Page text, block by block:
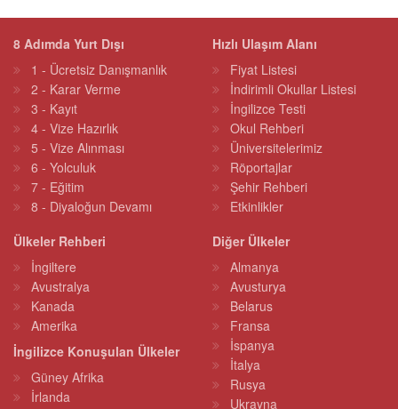
8 Adımda Yurt Dışı
1 - Ücretsiz Danışmanlık
2 - Karar Verme
3 - Kayıt
4 - Vize Hazırlık
5 - Vize Alınması
6 - Yolculuk
7 - Eğitim
8 - Diyaloğun Devamı
Hızlı Ulaşım Alanı
Fiyat Listesi
İndirimli Okullar Listesi
İngilizce Testi
Okul Rehberi
Üniversitelerimiz
Röportajlar
Şehir Rehberi
Etkinlikler
Ülkeler Rehberi
İngiltere
Avustralya
Kanada
Amerika
İngilizce Konuşulan Ülkeler
Güney Afrika
İrlanda
Diğer Ülkeler
Almanya
Avusturya
Belarus
Fransa
İspanya
İtalya
Rusya
Ukrayna